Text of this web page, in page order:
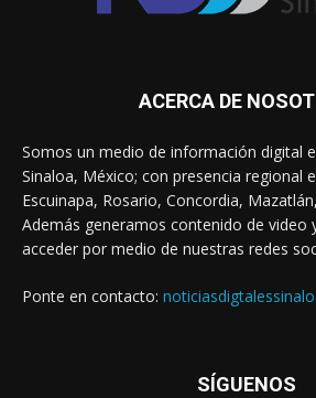
ACERCA DE
Somos un medio de información digital
Sinaloa, México; con presencia regional
Escuinapa, Rosario, Concordia,
Además generamos contenido de video
acceder por medio de nuestras redes
Ponte en contacto:
SÍGUENOS